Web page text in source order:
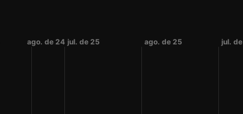
ago. de 24 jul. de 25 ago. de 25 jul.